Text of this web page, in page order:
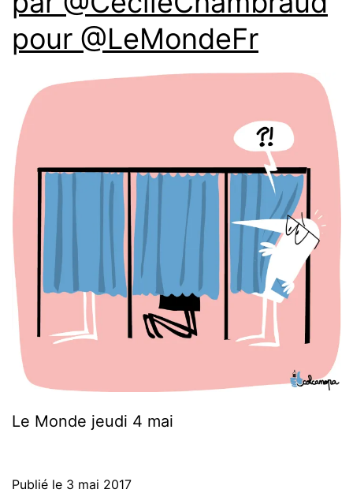
pour @LeMondeFr
Le Monde jeudi 4 mai
Publié le 3 mai 2017